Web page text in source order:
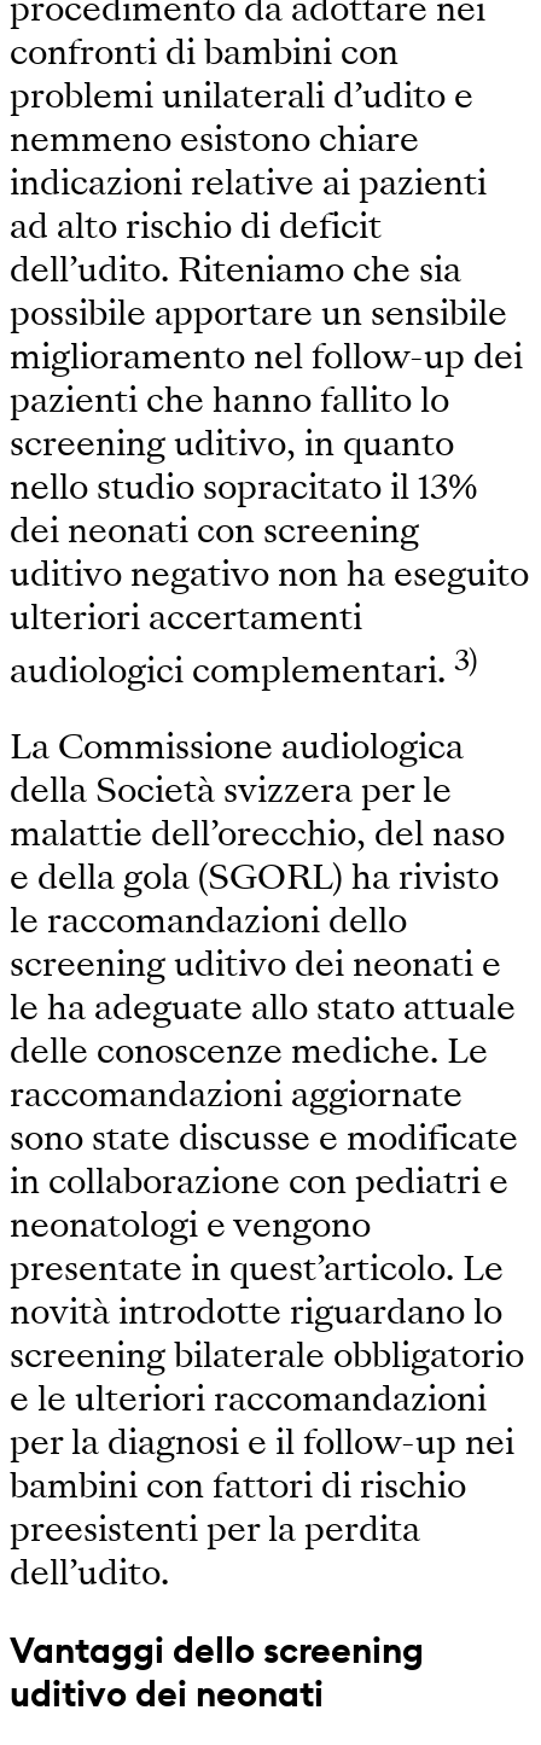
confronti di bambini con
problemi unilaterali d’udito e
nemmeno esistono chiare
indicazioni relative ai pazienti
ad alto rischio di deficit
dell’udito. Riteniamo che sia
possibile apportare un sensibile
miglioramento nel follow-up dei
pazienti che hanno fallito lo
screening uditivo, in quanto
nello studio sopracitato il 13%
dei neonati con screening
uditivo negativo non ha eseguito
ulteriori accertamenti
audiologici complementari. 3)
La Commissione audiologica
della Società svizzera per le
malattie dell’orecchio, del naso
e della gola (SGORL) ha rivisto
le raccomandazioni dello
screening uditivo dei neonati e
le ha adeguate allo stato attuale
delle conoscenze mediche. Le
raccomandazioni aggiornate
sono state discusse e modificate
in collaborazione con pediatri e
neonatologi e vengono
presentate in quest’articolo. Le
novità introdotte riguardano lo
screening bilaterale obbligatorio
e le ulteriori raccomandazioni
per la diagnosi e il follow-up nei
bambini con fattori di rischio
preesistenti per la perdita
dell’udito.
Vantaggi dello screening
uditivo dei neonati